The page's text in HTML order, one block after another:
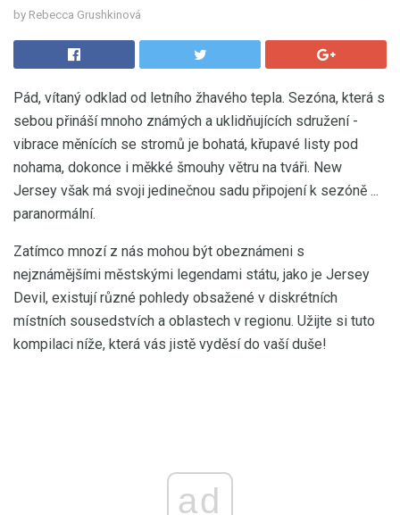
by Rebecca Grushkinová
Pád, vítaný odklad od letního žhavého tepla. Sezóna, která s
sebou přináší mnoho známých a uklidňujících sdružení -
vibrace měnících se stromů je bohatá, křupavé listy pod
nohama, dokonce i měkké šmouhy větru na tváři. New
Jersey však má svoji jedinečnou sadu připojení k sezóně ...
paranormální.
Zatímco mnozí z nás mohou být obeznámeni s
nejznámějšími městskými legendami státu, jako je Jersey
Devil, existují různé pohledy obsažené v diskrétních
místních sousedstvích a oblastech v regionu. Užijte si tuto
kompilaci níže, která vás jistě vyděsí do vaší duše!
ad